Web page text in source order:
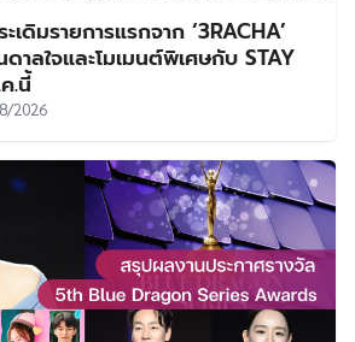
ดิมรายการแรกจาก ‘3RACHA’
าลใจและโมเมนต์พิเศษกับ STAY
.นี้
2026